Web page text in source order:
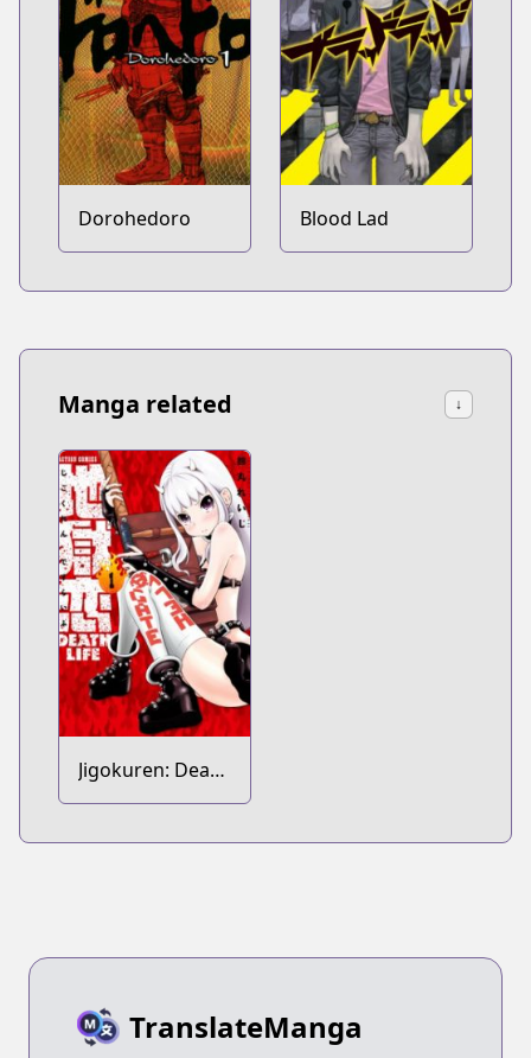
Dorohedoro Blood Lad
Manga related ↓
Jigokuren: Death
Life
TranslateManga